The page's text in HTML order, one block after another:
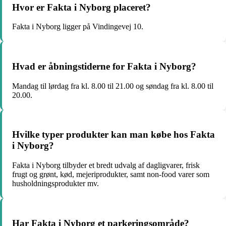
Hvor er Fakta i Nyborg placeret?
Fakta i Nyborg ligger på Vindingevej 10.
Hvad er åbningstiderne for Fakta i Nyborg?
Mandag til lørdag fra kl. 8.00 til 21.00 og søndag fra kl. 8.00 til
20.00.
Hvilke typer produkter kan man købe hos Fakta
i Nyborg?
Fakta i Nyborg tilbyder et bredt udvalg af dagligvarer, frisk
frugt og grønt, kød, mejeriprodukter, samt non-food varer som
husholdningsprodukter mv.
Har Fakta i Nyborg et parkeringsområde?